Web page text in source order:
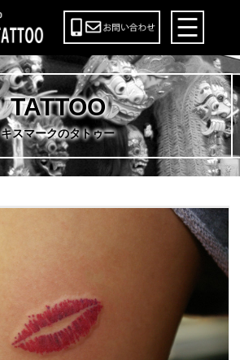
TATTOO
キスマークのタトゥー